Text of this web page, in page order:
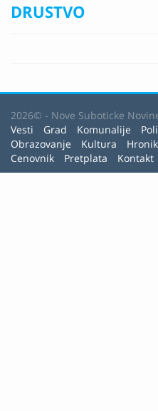
DRUSTVO
2026© - Nove Suboticke
Vesti
Grad Komunalije
Obrazovanje
Kultura
Cenovnik
Pretplata Kontakt